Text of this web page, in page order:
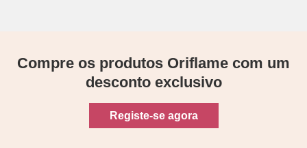
Compre os produtos Oriflame com um
desconto exclusivo
Registe-se agora